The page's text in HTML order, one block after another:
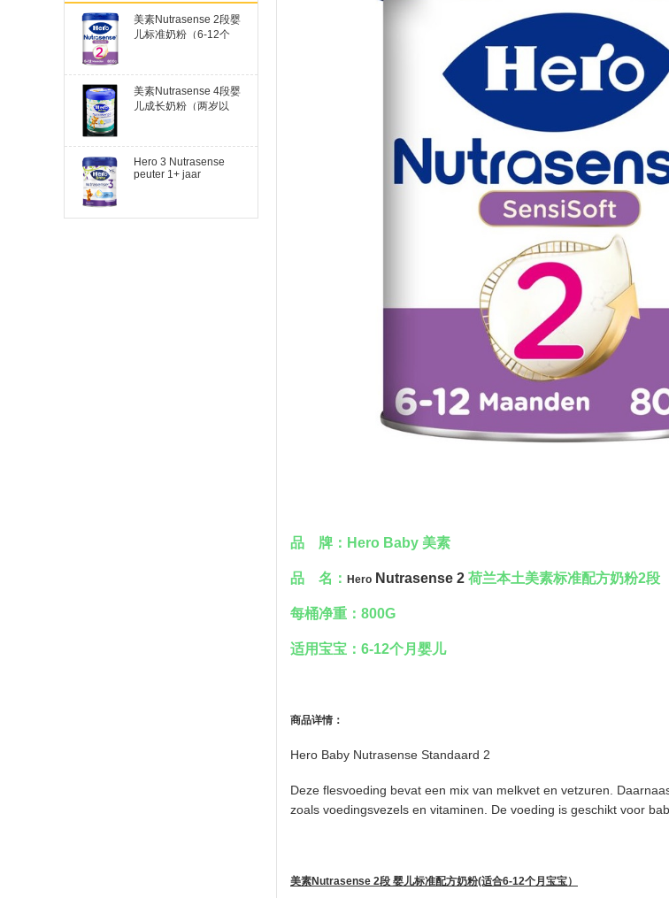
美素Nutrasense 2段婴
儿标准奶粉（6-12个
美素Nutrasense 4段婴
儿成长奶粉（两岁以
Hero 3 Nutrasense
peuter 1+ jaar
品 牌： Hero Baby 美素
品 名： Hero Nutrasense 2 荷兰本土美素标准配方奶粉2段
每桶净重：800G
适用宝宝：6-12个月婴儿
商品详情：
Hero Baby Nutrasense Standaard 2
Deze flesvoeding bevat een mix van melkvet en vetzuren.
zoals voedingsvezels en vitaminen. De voeding is geschikt voor
美素Nutrasense 2段 婴儿标准配方奶粉(适合6-12个月宝宝）